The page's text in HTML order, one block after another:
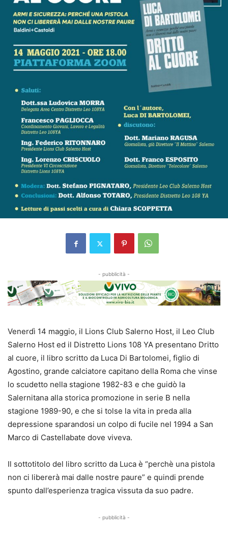
- pubblicità -
Venerdì 14 maggio, il Lions Club Salerno Host, il Leo Club
Salerno Host ed il Distretto Lions 108 YA presentano Dritto
al cuore, il libro scritto da Luca Di Bartolomei, figlio di
Agostino, grande calciatore capitano della Roma che vinse
lo scudetto nella stagione 1982-83 e che guidò la
Salernitana alla storica promozione in serie B nella
stagione 1989-90, e che si tolse la vita in preda alla
depressione sparandosi un colpo di fucile nel 1994 a San
Marco di Castellabate dove viveva.
Il sottotitolo del libro scritto da Luca è “perchè una pistola
non ci libererà mai dalle nostre paure” e quindi prende
spunto dall’esperienza tragica vissuta da suo padre.
- pubblicità -